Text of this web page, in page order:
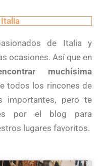
de Italia y
ocasiones. Así que en
muchísima
todos los rincones de
importantes, pero te
por el blog para
lugares favoritos.